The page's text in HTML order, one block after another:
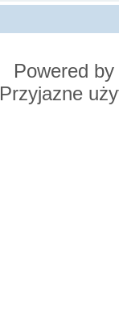
Powered by
Przyjazne